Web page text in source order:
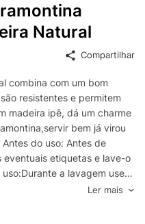
Natural
Compartilhar
combina com um bom
resistentes e permitem
madeira ipê, dá um charme
bem já virou
do uso: Antes de
etiquetas e lave-o
a lavagem use
de produtos, como palha
o brilho do aço inox.
totalmente os resíduos
Ler mais